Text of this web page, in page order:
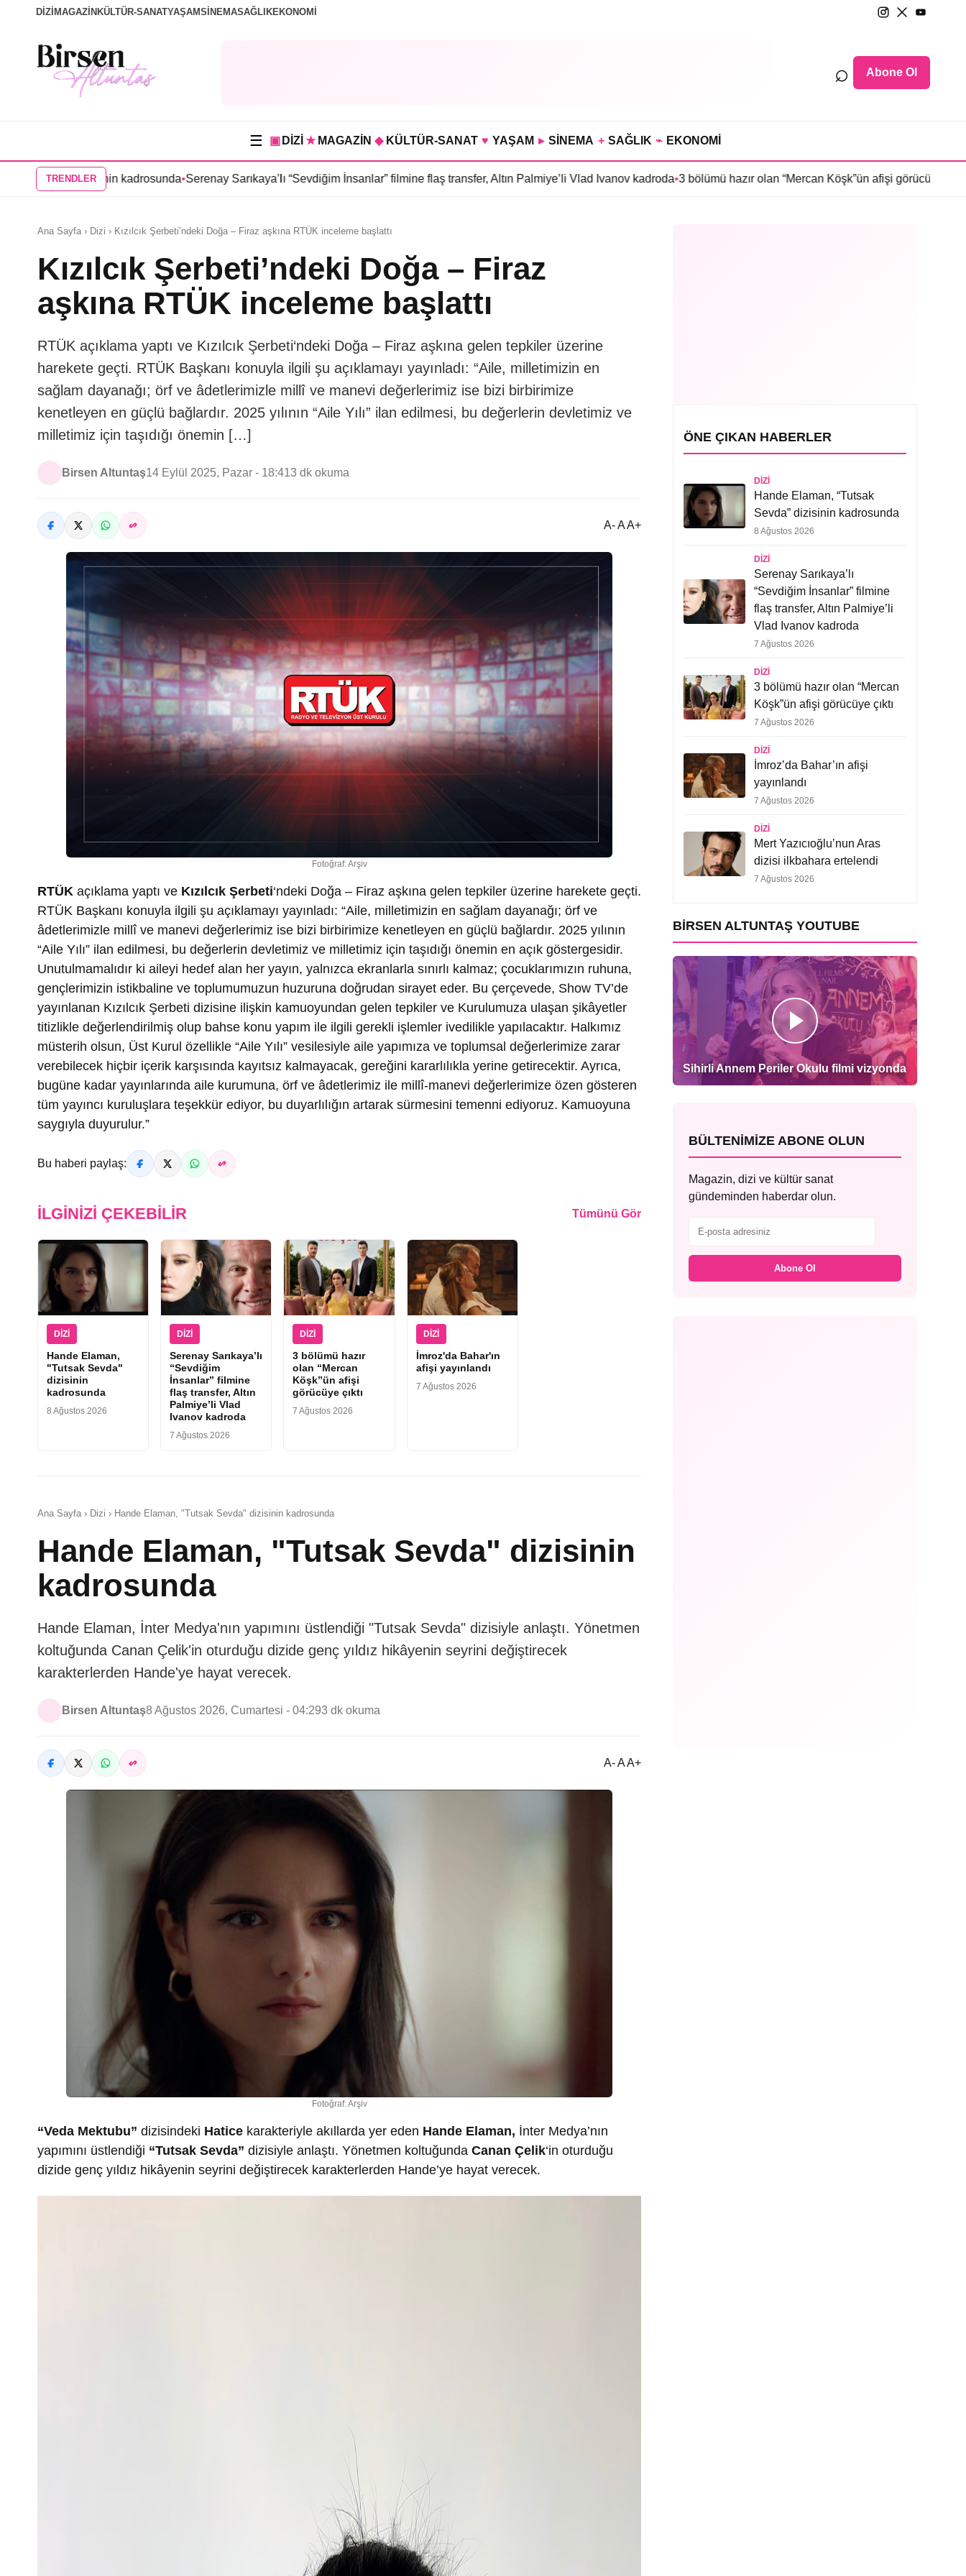
DİZİ MAGAZİN KÜLTÜR-SANATYAŞAMSİNEMASAĞLIKEKONOMİ
⌕ Abone Ol
☰ ▣ DİZİ ★ MAGAZİN ◆ KÜLTÜR-SANAT ♥ YAŞAM ▸ SİNEMA + SAĞLIK ⌁ EKONOMİ
TRENDLER
dizisinin kadrosunda•Serenay Sarıkaya’lı “Sevdiğim İnsanlar” filmine flaş transfer, Altın Palmiye’li Vlad Ivanov kadroda•3 bölümü hazır olan “Mercan Köşk”ün afişi görücüye çıktı•İmroz’da
Ana Sayfa › Dizi › Kızılcık Şerbeti’ndeki Doğa – Firaz aşkına RTÜK inceleme başlattı
Kızılcık Şerbeti’ndeki Doğa – Firaz
aşkına RTÜK inceleme başlattı
RTÜK açıklama yaptı ve Kızılcık Şerbeti‘ndeki Doğa – Firaz aşkına gelen tepkiler üzerine
harekete geçti. RTÜK Başkanı konuyla ilgili şu açıklamayı yayınladı: “Aile, milletimizin en
sağlam dayanağı; örf ve âdetlerimizle millî ve manevi değerlerimiz ise bizi birbirimize
kenetleyen en güçlü bağlardır. 2025 yılının “Aile Yılı” ilan edilmesi, bu değerlerin devletimiz ve
milletimiz için taşıdığı önemin […]
Birsen Altuntaş14 Eylül 2025, Pazar - 18:413 dk okuma
A- A A+
Fotoğraf: Arşiv
RTÜK açıklama yaptı ve Kızılcık Şerbeti‘ndeki Doğa – Firaz aşkına gelen tepkiler üzerine harekete geçti.
RTÜK Başkanı konuyla ilgili şu açıklamayı yayınladı: “Aile, milletimizin en sağlam dayanağı; örf ve
âdetlerimizle millî ve manevi değerlerimiz ise bizi birbirimize kenetleyen en güçlü bağlardır. 2025 yılının
“Aile Yılı” ilan edilmesi, bu değerlerin devletimiz ve milletimiz için taşıdığı önemin en açık göstergesidir.
Unutulmamalıdır ki aileyi hedef alan her yayın, yalnızca ekranlarla sınırlı kalmaz; çocuklarımızın ruhuna,
gençlerimizin istikbaline ve toplumumuzun huzuruna doğrudan sirayet eder. Bu çerçevede, Show TV’de
yayınlanan Kızılcık Şerbeti dizisine ilişkin kamuoyundan gelen tepkiler ve Kurulumuza ulaşan şikâyetler
titizlikle değerlendirilmiş olup bahse konu yapım ile ilgili gerekli işlemler ivedilikle yapılacaktır. Halkımız
müsterih olsun, Üst Kurul özellikle “Aile Yılı” vesilesiyle aile yapımıza ve toplumsal değerlerimize zarar
verebilecek hiçbir içerik karşısında kayıtsız kalmayacak, gereğini kararlılıkla yerine getirecektir. Ayrıca,
bugüne kadar yayınlarında aile kurumuna, örf ve âdetlerimiz ile millî-manevi değerlerimize özen gösteren
tüm yayıncı kuruluşlara teşekkür ediyor, bu duyarlılığın artarak sürmesini temenni ediyoruz. Kamuoyuna
saygıyla duyurulur.”
Bu haberi paylaş:
İLGINIZI ÇEKEBILIR Tümünü Gör
DIZI
Hande Elaman,
"Tutsak Sevda"
dizisinin
kadrosunda
8 Ağustos 2026
DIZI
Serenay Sarıkaya’lı
“Sevdiğim
İnsanlar” filmine
flaş transfer, Altın
Palmiye’li Vlad
Ivanov kadroda
7 Ağustos 2026
DIZI
3 bölümü hazır
olan “Mercan
Köşk”ün afişi
görücüye çıktı
7 Ağustos 2026
DIZI
İmroz'da Bahar'ın
afişi yayınlandı
7 Ağustos 2026
Ana Sayfa › Dizi › Hande Elaman, "Tutsak Sevda" dizisinin kadrosunda
Hande Elaman, "Tutsak Sevda" dizisinin
kadrosunda
Hande Elaman, İnter Medya'nın yapımını üstlendiği "Tutsak Sevda" dizisiyle anlaştı. Yönetmen
koltuğunda Canan Çelik'in oturduğu dizide genç yıldız hikâyenin seyrini değiştirecek
karakterlerden Hande'ye hayat verecek.
Birsen Altuntaş8 Ağustos 2026, Cumartesi - 04:293 dk okuma
A- A A+
Fotoğraf: Arşiv
“Veda Mektubu” dizisindeki Hatice karakteriyle akıllarda yer eden Hande Elaman, İnter Medya’nın
yapımını üstlendiği “Tutsak Sevda” dizisiyle anlaştı. Yönetmen koltuğunda Canan Çelik‘in oturduğu
dizide genç yıldız hikâyenin seyrini değiştirecek karakterlerden Hande’ye hayat verecek.
ÖNE ÇIKAN HABERLER
DIZI
Hande Elaman, “Tutsak
Sevda” dizisinin kadrosunda
8 Ağustos 2026
DIZI
Serenay Sarıkaya’lı
“Sevdiğim İnsanlar” filmine
flaş transfer, Altın Palmiye’li
Vlad Ivanov kadroda
7 Ağustos 2026
DIZI
3 bölümü hazır olan “Mercan
Köşk”ün afişi görücüye çıktı
7 Ağustos 2026
DIZI
İmroz’da Bahar’ın afişi
yayınlandı
7 Ağustos 2026
DIZI
Mert Yazıcıoğlu’nun Aras
dizisi ilkbahara ertelendi
7 Ağustos 2026
BIRSEN ALTUNTAŞ YOUTUBE
Sihirli Annem Periler Okulu filmi vizyonda
BÜLTENIMIZE ABONE OLUN
Magazin, dizi ve kültür sanat
gündeminden haberdar olun.
Abone Ol